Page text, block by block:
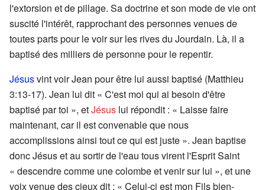
l'extorsion et de pillage. Sa doctrine et son mode de vie ont
suscité l'intérêt, rapprochant des personnes venues de
toutes parts pour le voir sur les rives du Jourdain. Là, il a
baptisé des milliers de personne pour le repentir.
Jésusvint voir Jean pour être lui aussi baptisé (Matthieu
3:13-17). Jean lui dit « C'est moi qui ai besoin d'être
baptisé par toi », etJésus lui répondit : « Laisse faire
maintenant, car il est convenable que nous
accomplissions ainsi tout ce qui est juste ». Jean baptise
donc Jésus et au sortir de l'eau tous virent l'Esprit Saint
« descendre comme une colombe et venir sur lui », et une
voix venue des cieux dit : « Celui-ci est mon Fils bien-